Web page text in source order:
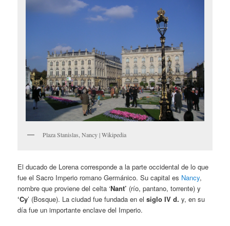
Plaza Stanislas, Nancy | Wikipedia
El ducado de Lorena corresponde a la parte occidental de lo que
fue el Sacro Imperio romano Germánico. Su capital es Nancy,
nombre que proviene del celta ‘Nant’ (río, pantano, torrente) y
‘Cy’ (Bosque). La ciudad fue fundada en elsiglo IV d. y, en su
día fue un importante enclave del Imperio.